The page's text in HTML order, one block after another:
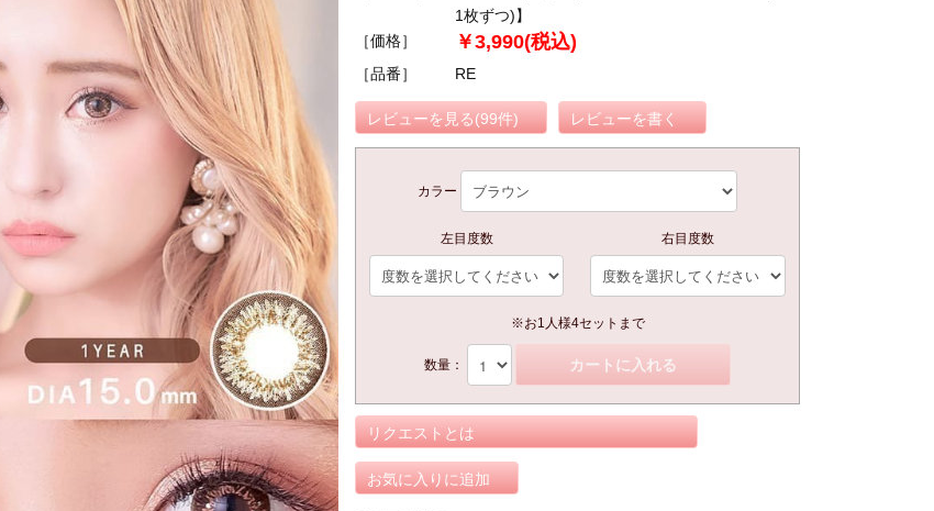
1枚ずつ)】
［価格］
￥3,990(税込)
［品番］ RE
レビューを見る(99件) レビューを書く
カラー
左目度数 右目度数
※お1人様4セットまで
数量： カートに入れる
リクエストとは
お気に入りに追加